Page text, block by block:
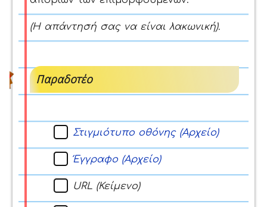
(Η απάντησή σας να είναι λακωνική).
Παραδοτέο
Στιγμιότυπο οθόνης (Αρχείο)
Έγγραφο (Αρχείο)
URL (Κείμενο)